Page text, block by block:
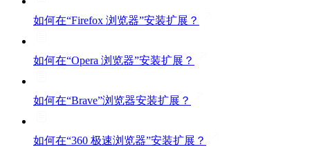
如何在“Firefox 浏览器”安装扩展？
如何在“Opera 浏览器”安装扩展？
如何在“Brave”浏览器安装扩展？
如何在“360 极速浏览器”安装扩展？